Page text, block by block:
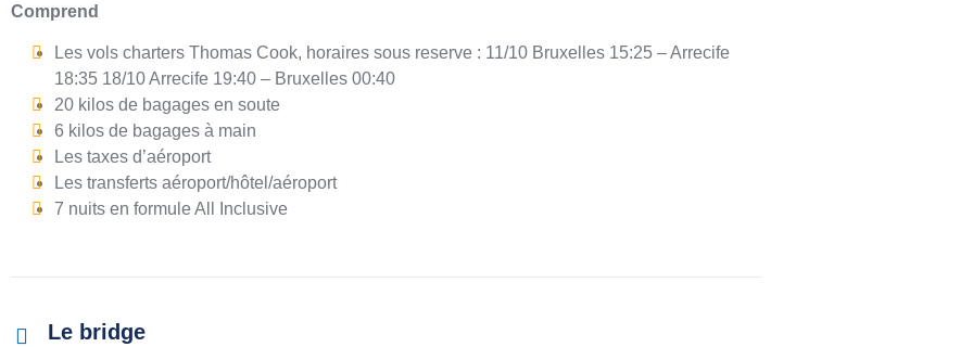
Comprend
Les vols charters Thomas Cook, horaires sous reserve : 11/10 Bruxelles 15:25 – Arrecife
18:35 18/10 Arrecife 19:40 – Bruxelles 00:40
20 kilos de bagages en soute
6 kilos de bagages à main
Les taxes d’aéroport
Les transferts aéroport/hôtel/aéroport
7 nuits en formule All Inclusive
Le bridge